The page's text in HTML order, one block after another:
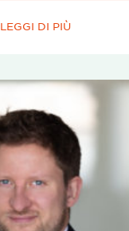
LEGGI DI PIÙ